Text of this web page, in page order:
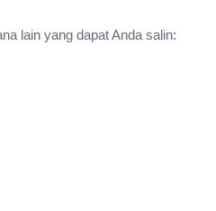
lain yang dapat Anda salin: